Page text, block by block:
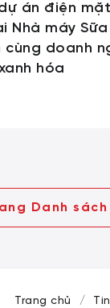
án điện
Nhà máy
cùng doanh
hóa
Danh
Trang chủ